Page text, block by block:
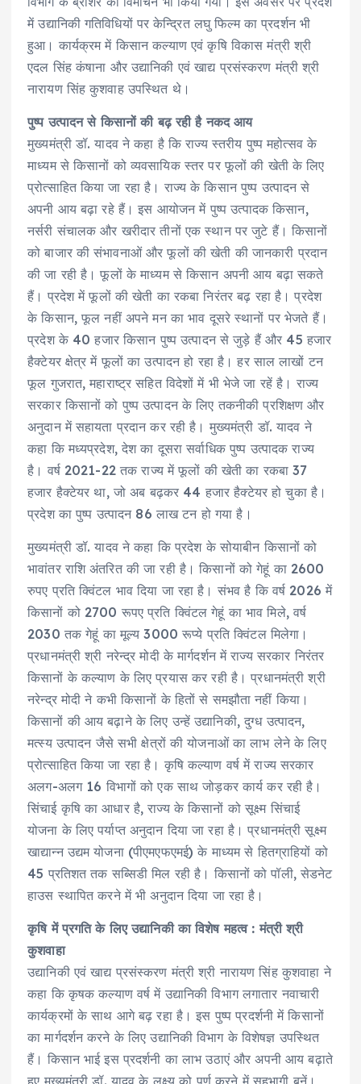
में उद्यानिकी गतिविधियों पर केन्द्रित लघु फिल्म का प्रदर्शन भी
हुआ। कार्यक्रम में किसान कल्याण एवं कृषि विकास मंत्री श्री
एदल सिंह कंषाना और उद्यानिकी एवं खाद्य प्रसंस्करण मंत्री श्री
नारायण सिंह कुशवाह उपस्थित थे।
पुष्प उत्पादन से किसानों की बढ़ रही है नकद आय
मुख्यमंत्री डॉ. यादव ने कहा है कि राज्य स्तरीय पुष्प महोत्सव के
माध्यम से किसानों को व्यवसायिक स्तर पर फूलों की खेती के लिए
प्रोत्साहित किया जा रहा है। राज्य के किसान पुष्प उत्पादन से
अपनी आय बढ़ा रहे हैं। इस आयोजन में पुष्प उत्पादक किसान,
नर्सरी संचालक और खरीदार तीनों एक स्थान पर जुटे हैं। किसानों
को बाजार की संभावनाओं और फूलों की खेती की जानकारी प्रदान
की जा रही है। फूलों के माध्यम से किसान अपनी आय बढ़ा सकते
हैं। प्रदेश में फूलों की खेती का रकबा निरंतर बढ़ रहा है। प्रदेश
के किसान, फूल नहीं अपने मन का भाव दूसरे स्थानों पर भेजते हैं।
प्रदेश के 40 हजार किसान पुष्प उत्पादन से जुड़े हैं और 45 हजार
हैक्टेयर क्षेत्र में फूलों का उत्पादन हो रहा है। हर साल लाखों टन
फूल गुजरात, महाराष्ट्र सहित विदेशों में भी भेजे जा रहें है। राज्य
सरकार किसानों को पुष्प उत्पादन के लिए तकनीकी प्रशिक्षण और
अनुदान में सहायता प्रदान कर रही है। मुख्यमंत्री डॉ. यादव ने
कहा कि मध्यप्रदेश, देश का दूसरा सर्वाधिक पुष्प उत्पादक राज्य
है। वर्ष 2021-22 तक राज्य में फूलों की खेती का रकबा 37
हजार हैक्टेयर था, जो अब बढ़कर 44 हजार हैक्टेयर हो चुका है।
प्रदेश का पुष्प उत्पादन 86 लाख टन हो गया है।
मुख्यमंत्री डॉ. यादव ने कहा कि प्रदेश के सोयाबीन किसानों को
भावांतर राशि अंतरित की जा रही है। किसानों को गेहूं का 2600
रुपए प्रति क्विंटल भाव दिया जा रहा है। संभव है कि वर्ष 2026 में
किसानों को 2700 रूपए प्रति क्विंटल गेहूं का भाव मिले, वर्ष
2030 तक गेहूं का मूल्य 3000 रूप्ये प्रति क्विंटल मिलेगा।
प्रधानमंत्री श्री नरेन्द्र मोदी के मार्गदर्शन में राज्य सरकार निरंतर
किसानों के कल्याण के लिए प्रयास कर रही है। प्रधानमंत्री श्री
नरेन्द्र मोदी ने कभी किसानों के हितों से समझौता नहीं किया।
किसानों की आय बढ़ाने के लिए उन्हें उद्यानिकी, दुग्ध उत्पादन,
मत्स्य उत्पादन जैसे सभी क्षेत्रों की योजनाओं का लाभ लेने के लिए
प्रोत्साहित किया जा रहा है। कृषि कल्याण वर्ष में राज्य सरकार
अलग-अलग 16 विभागों को एक साथ जोड़कर कार्य कर रही है।
सिंचाई कृषि का आधार है, राज्य के किसानों को सूक्ष्म सिंचाई
योजना के लिए पर्याप्त अनुदान दिया जा रहा है। प्रधानमंत्री सूक्ष्म
खाद्यान्न उद्यम योजना (पीएमएफएमई) के माध्यम से हितग्राहियों को
45 प्रतिशत तक सब्सिडी मिल रही है। किसानों को पॉली, सेडनेट
हाउस स्थापित करने में भी अनुदान दिया जा रहा है।
कृषि में प्रगति के लिए उद्यानिकी का विशेष महत्व : मंत्री श्री
कुशवाहा
उद्यानिकी एवं खाद्य प्रसंस्करण मंत्री श्री नारायण सिंह कुशवाहा ने
कहा कि कृषक कल्याण वर्ष में उद्यानिकी विभाग लगातार नवाचारी
कार्यक्रमों के साथ आगे बढ़ रहा है। इस पुष्प प्रदर्शनी में किसानों
का मार्गदर्शन करने के लिए उद्यानिकी विभाग के विशेषज्ञ उपस्थित
हैं। किसान भाई इस प्रदर्शनी का लाभ उठाएं और अपनी आय बढ़ाते